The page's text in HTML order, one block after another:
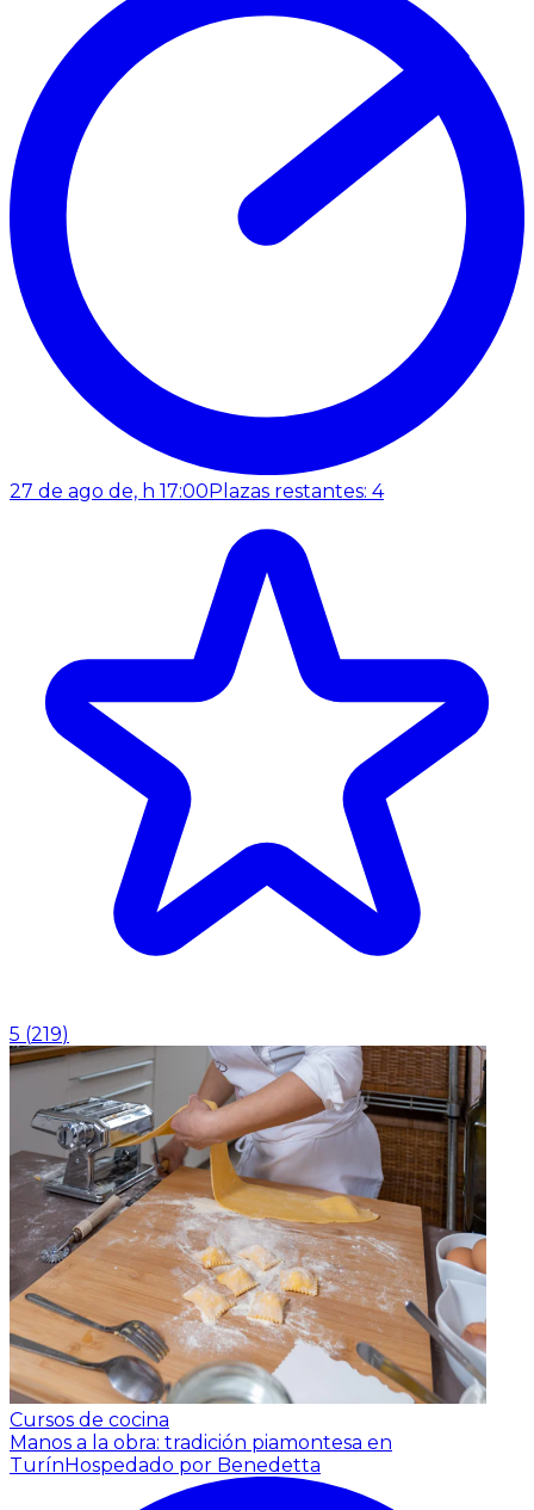
27 de ago de, h 17:00Plazas restantes: 4
5 (219)
Cursos de cocina
Manos a la obra: tradición piamontesa en
TurínHospedado por Benedetta